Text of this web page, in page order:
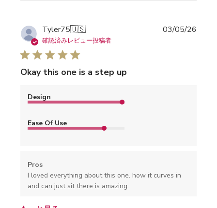
Tyler75🇺🇸
確認済みレビュー投稿者
Okay this one is a step up
Design
Ease Of Use
Pros
I loved everything about this one. how it curves in
and can just sit there is amazing.
03/05/26